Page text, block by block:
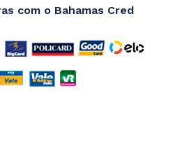
com o Bahamas Cred